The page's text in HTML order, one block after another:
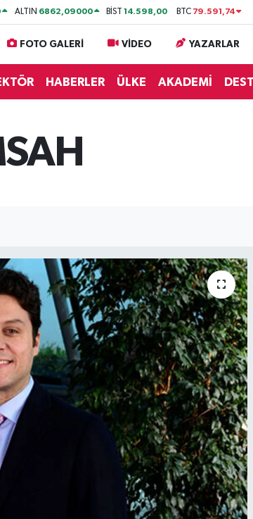
ALTIN 6862,09000 BİST14.598,00 BTC 79.591,74
FOTO GALERİ VİDEO YAZARLAR
HABERLER ÜLKE AKADEMİ